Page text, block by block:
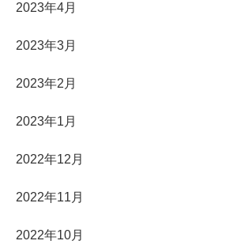
2023年4月
2023年3月
2023年2月
2023年1月
2022年12月
2022年11月
2022年10月